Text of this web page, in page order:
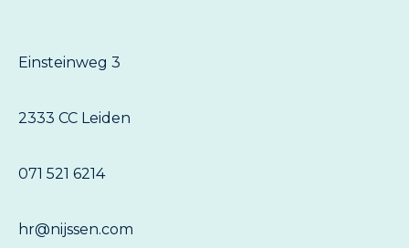
Einsteinweg 3
2333 CC Leiden
071 521 6214
hr@nijssen.com